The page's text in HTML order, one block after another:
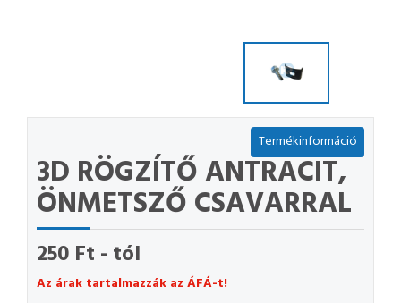
Termékinformáció
3D RÖGZÍTŐ ANTRACIT,
ÖNMETSZŐ CSAVARRAL
250 Ft - tól
Az árak tartalmazzák az ÁFÁ-t!